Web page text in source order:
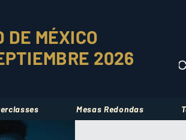
DE MÉXICO
2026
Mesas Redondas